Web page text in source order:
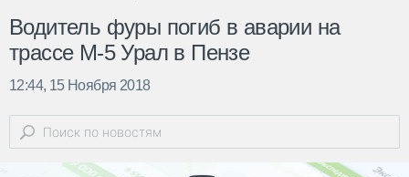
Водитель фуры погиб в аварии на
трассе М-5 Урал в Пензе
12:44, 15 Ноября 2018